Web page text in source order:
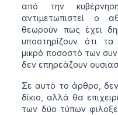
από την
αντιμετωπιστεί ο
θεωρούν πως έχει
υποστηρίζουν ότι
μικρό ποσοστό των
δεν επηρεάζουν
Σε αυτό το άρθρο,
δίκιο, αλλά θα
των δύο τύπων